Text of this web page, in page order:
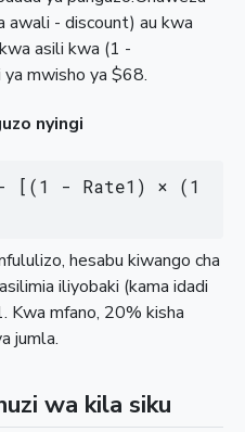
awali - discount) au kwa
asili kwa (1 -
mwisho ya $68.
nyingi
[(1 - Rate1) × (1
hesabu kiwango cha
iliyobaki (kama idadi
Kwa mfano, 20% kisha
jumla.
wa kila siku